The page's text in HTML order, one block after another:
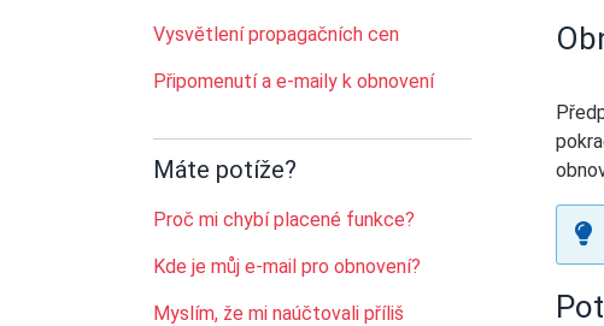
Vysvětlení propagačních cen
Připomenutí a e-maily k obnovení
Máte potíže?
Proč mi chybí placené funkce?
Kde je můj e-mail pro obnovení?
Myslím, že mi naúčtovali příliš